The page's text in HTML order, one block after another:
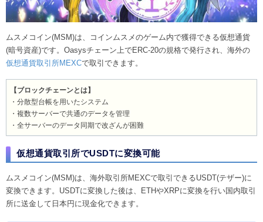
ムスメコイン(MSM)は、コインムスメのゲーム内で獲得できる仮想通貨
(暗号資産)です。Oasysチェーン上でERC-20の規格で発行され、海外の
仮想通貨取引所MEXCで取引できます。
【ブロックチェーンとは】
・分散型台帳を用いたシステム
・複数サーバーで共通のデータを管理
・全サーバーのデータ同期で改ざんが困難
仮想通貨取引所でUSDTに変換可能
ムスメコイン(MSM)は、海外取引所MEXCで取引できるUSDT(テザー)に
変換できます。USDTに変換した後は、ETHやXRPに変換を行い国内取引
所に送金して日本円に現金化できます。